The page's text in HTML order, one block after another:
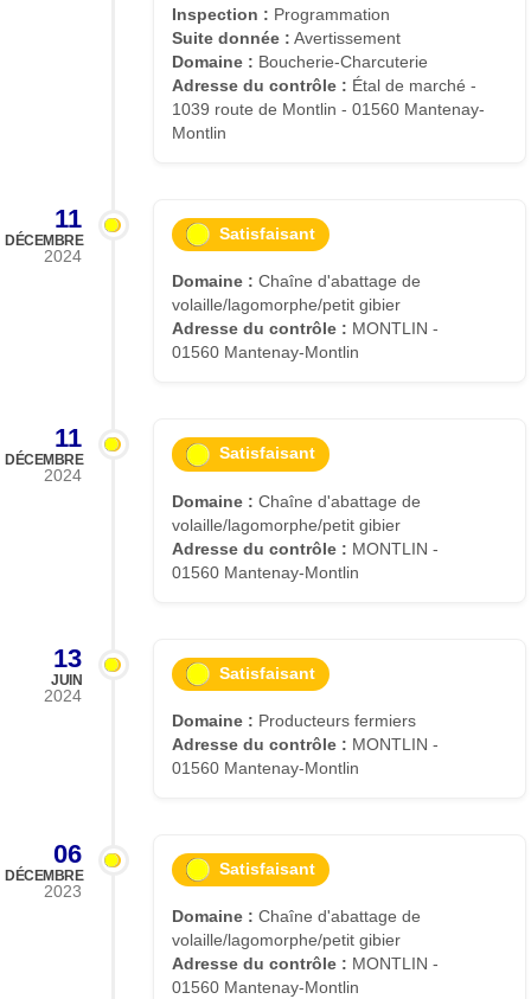
Inspection : Programmation
Suite donnée : Avertissement
Domaine : Boucherie-Charcuterie
Adresse du contrôle : Étal de marché -
1039 route de Montlin - 01560 Mantenay-
Montlin
11
DÉCEMBRE
2024
Satisfaisant
Domaine : Chaîne d'abattage de
volaille/lagomorphe/petit gibier
Adresse du contrôle : MONTLIN -
01560 Mantenay-Montlin
11
DÉCEMBRE
2024
Satisfaisant
Domaine : Chaîne d'abattage de
volaille/lagomorphe/petit gibier
Adresse du contrôle : MONTLIN -
01560 Mantenay-Montlin
13
JUIN
2024
Satisfaisant
Domaine : Producteurs fermiers
Adresse du contrôle : MONTLIN -
01560 Mantenay-Montlin
06
DÉCEMBRE
2023
Satisfaisant
Domaine : Chaîne d'abattage de
volaille/lagomorphe/petit gibier
Adresse du contrôle : MONTLIN -
01560 Mantenay-Montlin